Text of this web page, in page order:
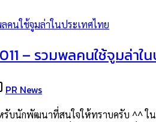
– รวมพลคนใช้จูมล่าใน
PR News
นักพัฒนาที่สนใจให้ทราบครับ ^^ ใน